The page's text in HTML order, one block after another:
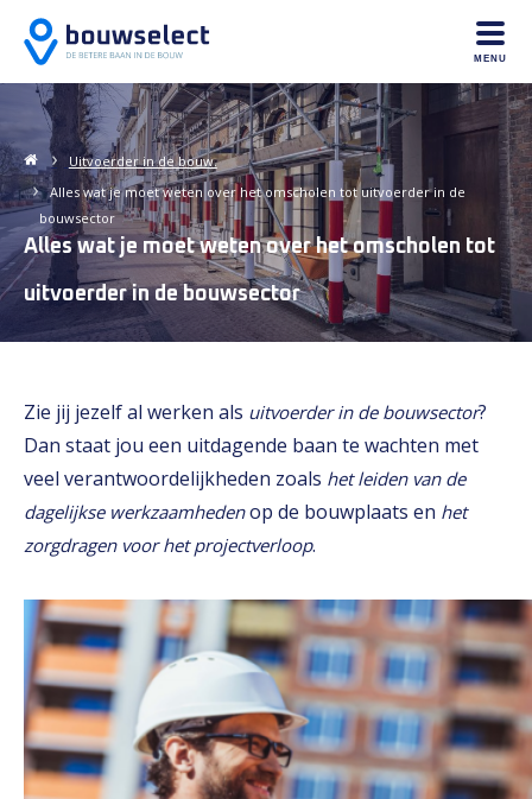
MENU
Uitvoerder in de bouw.
Alles wat je moet weten over het omscholen tot uitvoerder in de
bouwsector
Alles wat je moet weten over het omscholen tot
uitvoerder in de bouwsector
Zie jij jezelf al werken als uitvoerder in de bouwsector?
Dan staat jou een uitdagende baan te wachten met
veel verantwoordelijkheden zoals het leiden van de
dagelijkse werkzaamhedenop de bouwplaats en het
zorgdragen voor het projectverloop.